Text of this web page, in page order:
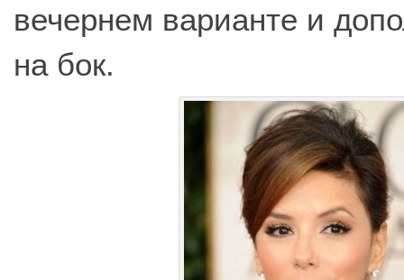
вечернем варианте и
на бок.